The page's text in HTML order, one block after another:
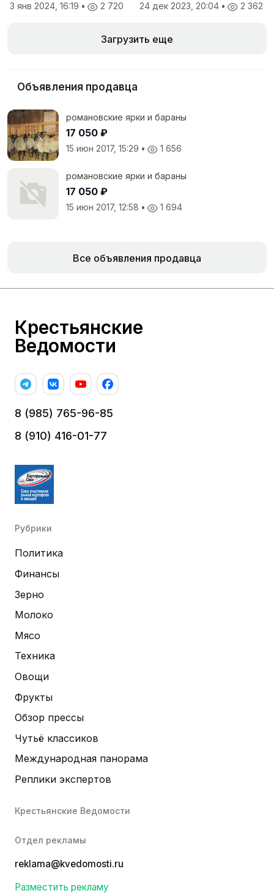
3 янв 2024, 16:19 • 2 720
24 дек 2023, 20:04 • 2 362
Загрузить еще
Объявления продавца
романовские ярки и бараны
17 050 ₽
15 июн 2017, 15:29 • 1 656
романовские ярки и бараны
17 050 ₽
15 июн 2017, 12:58 • 1 694
Все объявления продавца
Крестьянские
Ведомости
8 (985) 765-96-85
8 (910) 416-01-77
Рубрики
Политика
Финансы
Зерно
Молоко
Мясо
Техника
Овощи
Фрукты
Обзор прессы
Чутьё классиков
Международная панорама
Реплики экспертов
Крестьянские Ведомости
Отдел рекламы
reklama@kvedomosti.ru
Разместить рекламу